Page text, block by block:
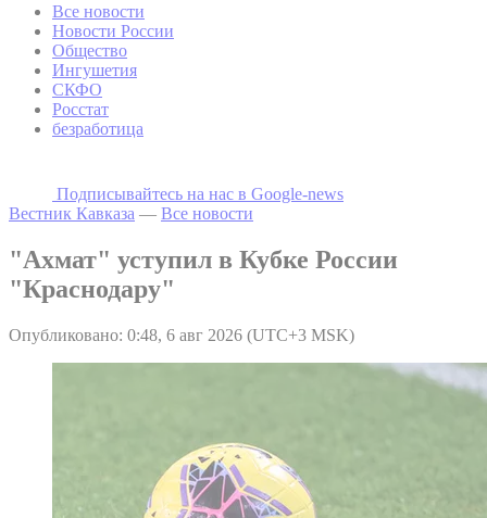
Все новости
Новости России
Общество
Ингушетия
СКФО
Росстат
безработица
Подписывайтесь на наc в Google-news
Вестник Кавказа — Все новости
"Ахмат" уступил в Кубке России
"Краснодару"
Опубликовано: 0:48, 6 авг 2026 (UTC+3 MSK)